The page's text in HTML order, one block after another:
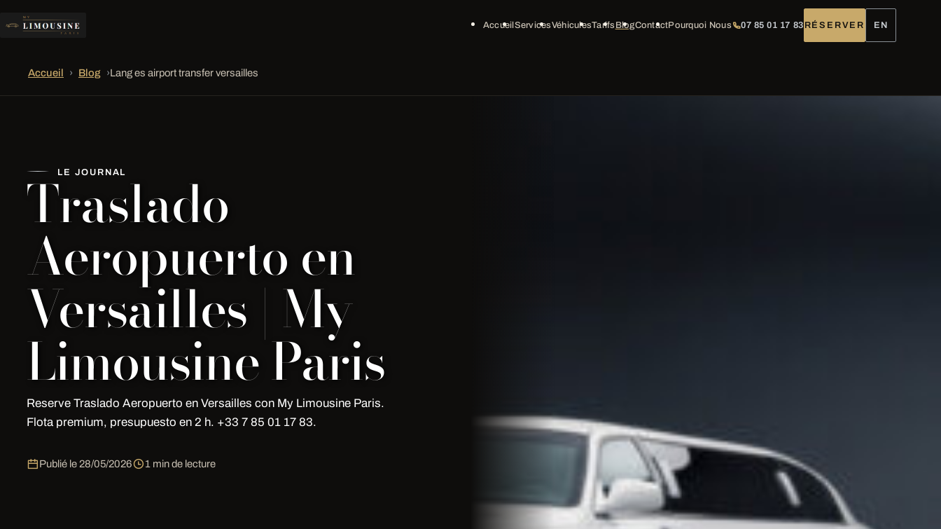
AccueilServicesVéhiculesTarifsBlogContactPourquoi Nous 07 85 01 17 83 RÉSERVER EN
Accueil › Blog ›Lang es airport transfer versailles
LE JOURNAL
Traslado
Aeropuerto en
Versailles | My
Limousine Paris
Reserve Traslado Aeropuerto en Versailles con My Limousine Paris.
Flota premium, presupuesto en 2 h. +33 7 85 01 17 83.
Publié le 28/05/2026 1 min de lecture